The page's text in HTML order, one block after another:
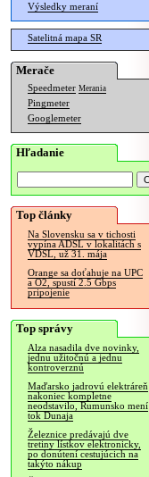
Výsledky meraní
Satelitná mapa SR
Merače
Speedmeter Merania
Pingmeter
Googlemeter
Hľadanie
Top články
Na Slovensku sa v tichosti
vypína ADSL v lokalitách s
VDSL, už 31. mája
Orange sa doťahuje na UPC
a O2, spustí 2.5 Gbps
pripojenie
Top správy
Alza nasadila dve novinky,
jednu užitočnú a jednu
kontroverznú
Maďarsko jadrovú elektráreň
nakoniec kompletne
neodstavilo, Rumunsko mení
tok Dunaja
Železnice predávajú dve
tretiny lístkov elektronicky,
po donútení cestujúcich na
takýto nákup